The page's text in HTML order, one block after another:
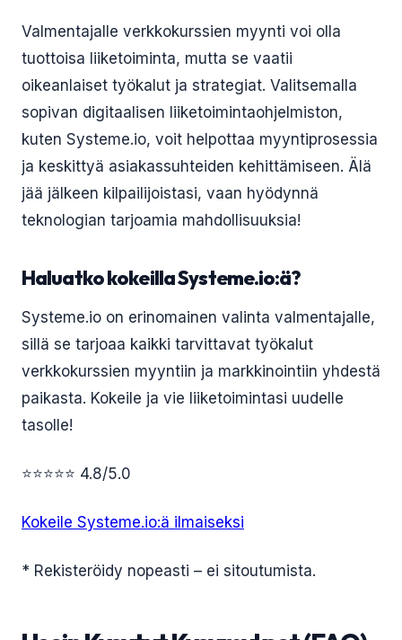
Valmentajalle verkkokurssien myynti voi olla
tuottoisa liiketoiminta, mutta se vaatii
oikeanlaiset työkalut ja strategiat. Valitsemalla
sopivan digitaalisen liiketoimintaohjelmiston,
kuten Systeme.io, voit helpottaa myyntiprosessia
ja keskittyä asiakassuhteiden kehittämiseen. Älä
jää jälkeen kilpailijoistasi, vaan hyödynnä
teknologian tarjoamia mahdollisuuksia!
Haluatko kokeilla Systeme.io:ä?
Systeme.io on erinomainen valinta valmentajalle,
sillä se tarjoaa kaikki tarvittavat työkalut
verkkokurssien myyntiin ja markkinointiin yhdestä
paikasta. Kokeile ja vie liiketoimintasi uudelle
tasolle!
⭐⭐⭐⭐⭐ 4.8/5.0
Kokeile Systeme.io:ä ilmaiseksi
* Rekisteröidy nopeasti – ei sitoutumista.